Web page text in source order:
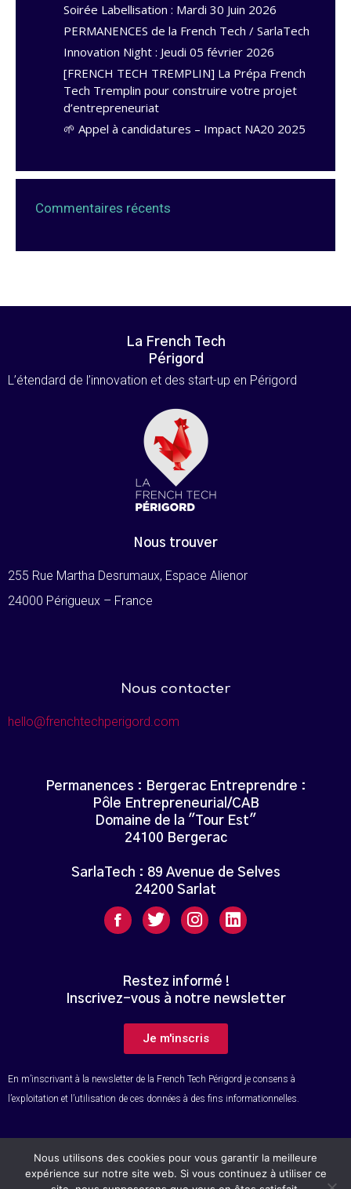
Soirée Labellisation : Mardi 30 Juin 2026
PERMANENCES de la French Tech / SarlaTech
Innovation Night : Jeudi 05 février 2026
[FRENCH TECH TREMPLIN] La Prépa French
Tech Tremplin pour construire votre projet
d’entrepreneuriat
🌱 Appel à candidatures – Impact NA20 2025
Commentaires récents
La French Tech
Périgord
L’étendard de l’innovation et des start-up en Périgord
Nous trouver
255 Rue Martha Desrumaux, Espace Alienor
24000 Périgueux – France
Nous contacter
hello@frenchtechperigord.com
Permanences : Bergerac Entreprendre :
Pôle Entrepreneurial/CAB
Domaine de la "Tour Est"
24100 Bergerac
SarlaTech : 89 Avenue de Selves
24200 Sarlat
Restez informé !
Inscrivez-vous à notre newsletter
Je m'inscris
En m’inscrivant à la newsletter de la French Tech Périgord je consens à
l’exploitation et l’utilisation de ces données à des fins informationnelles.
© Tous droits réservés – French Tech Périgord
Nous utilisons des cookies pour vous garantir la meilleure
expérience sur notre site web. Si vous continuez à utiliser ce